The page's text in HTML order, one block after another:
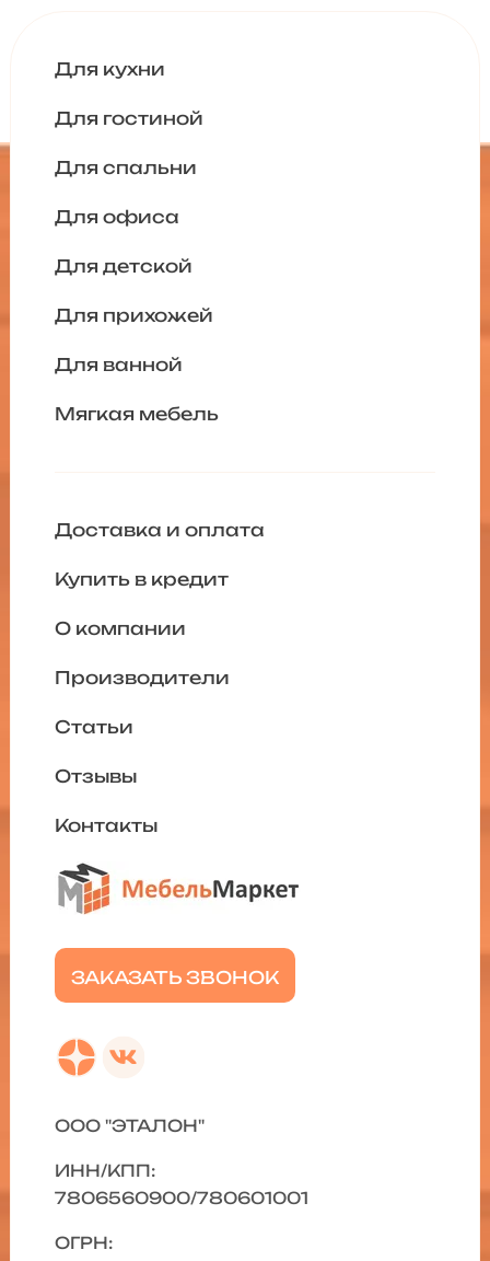
Для кухни
Для гостиной
Для спальни
Для офиса
Для детской
Для прихожей
Для ванной
Мягкая мебель
ЗАКАЗАТЬ ЗВОНОК
Доставка и оплата
Купить в кредит
О компании
Производители
Статьи
Отзывы
Контакты
ООО "ЭТАЛОН"
ИНН/КПП:
7806560900/780601001
ОГРН: